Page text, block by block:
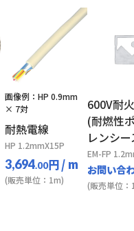
画像例：HP 0.9mm
× 7対
耐熱電線
HP 1.2mmX15P
3,694.00円/ m
(販売単位：1m)
600V耐
(耐燃性
レンシ
EM-FP
お問い合
(販売単位：